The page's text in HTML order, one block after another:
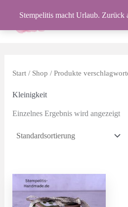
Stempelitis macht Urlaub. Zurück
springen
Start/ Shop / Produkte
Kleinigkeit
Einzelnes Ergebnis wird angezeigt